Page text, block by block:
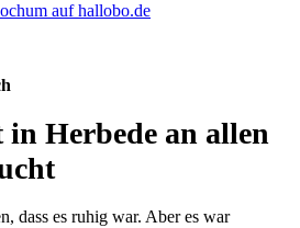
auf hallobo.de
in Herbede an allen
dass es ruhig war. Aber es war